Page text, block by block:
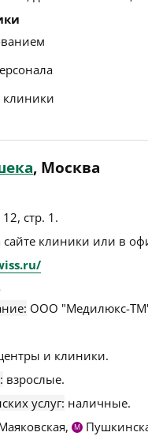
, Москва
стр. 1 .
клиники или в
ООО "Медилюкс-
и клиники.
взрослые.
услуг: наличные.
М